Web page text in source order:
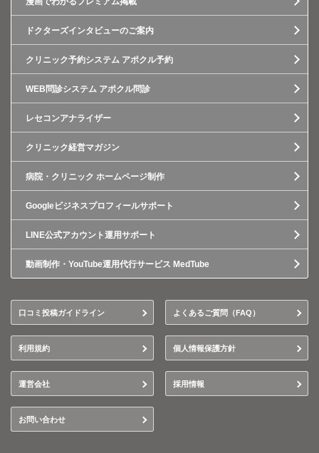
ドクターズインタビューのご案内
クリニック予約システム アポクル予約
WEB問診システム アポクル問診
レセコンアナライザー
クリニック経営マガジン
病院・クリニック ホームページ制作
Googleビジネスプロフィールサポート
LINE公式アカウント運用サポート
動画制作・YouTube運用代行サービス MedTube
口コミ投稿ガイドライン よくあるご質問（FAQ）
利用規約 個人情報保護方針
運営会社 採用情報
お問い合わせ